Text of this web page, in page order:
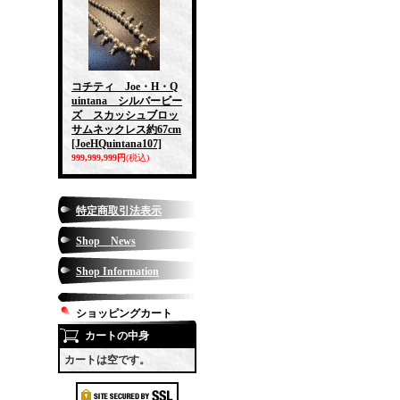
コチティ Joe・H・Q
uintana シルバービー
ズ スカッシュブロッ
サムネックレス約67cm
[JoeHQuintana107]
999,999,999円(税込)
特定商取引法表示
Shop News
Shop Information
ショッピングカート
カートの中身
カートは空です。